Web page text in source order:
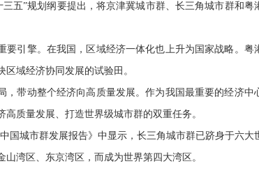
五”规划纲要提出，将京津冀城市群、长三角城市群和粤
引擎。在我国，区域经济一体化也上升为国家战略。粤
域经济协同发展的试验田。
，带动整个经济向高质量发展。作为我国最重要的经济中
质量发展、打造世界级城市群的双重任务。
国城市群发展报告》中显示，长三角城市群已跻身于六大
湾区、东京湾区，而成为世界第四大湾区。